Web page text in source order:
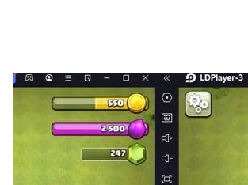
Millions of builds to try!
- Challenging and dynamic rogue-
- Four great energies to master:
cards), defense (counter and armor),
(peeking and quickness) and